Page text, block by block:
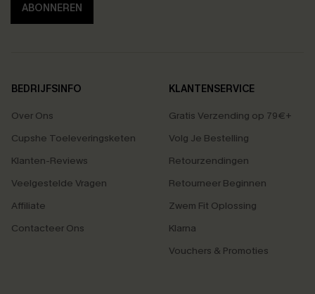
ABONNEREN
BEDRIJFSINFO
Over Ons
Cupshe Toeleveringsketen
Klanten-Reviews
Veelgestelde Vragen
Affiliate
Contacteer Ons
KLANTENSERVICE
Gratis Verzending op 79€+
Volg Je Bestelling
Retourzendingen
Retourneer Beginnen
Zwem Fit Oplossing
Klarna
Vouchers & Promoties